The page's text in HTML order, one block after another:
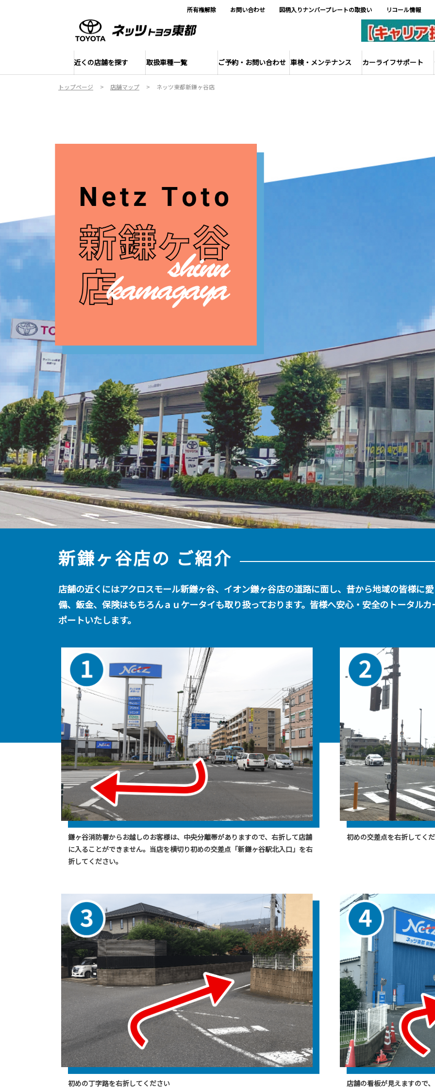
近くの店舗を探す 取扱車種一覧 ご予約・お問い合わせ 車検・メンテナンス カーライフサポート
所有権解除 お問い合わせ 図柄入りナンバープレートの取扱い リコール情報
トップページ 店舗マップ ネッツ東都新鎌ヶ谷店
新鎌ヶ谷店の ご紹介
店舗の近くにはアクロスモール新鎌ヶ谷、イオン鎌ヶ谷店の道路に面し、昔から地域の皆様に
備、鈑金、保険はもちろんａｕケータイも取り扱っております。皆様へ安心・安全のトータル
ポートいたします。
鎌ヶ谷消防署からお越しのお客様は、中央分離帯がありますので、右折して店舗
に入ることができません。当店を横切り初めの交差点「新鎌ヶ谷駅北入口」を右
折してください。
初めの交差点を右折してく
初めの丁字路を右折してください 店舗の看板が見えますので